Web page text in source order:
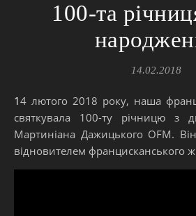
100-та
14.02.2018
14 лютого 2018 року, наша францисканська провіція
святкувала 100-ту річницю з
Мартиніана Дажицького OFM.
відновителем францисканського